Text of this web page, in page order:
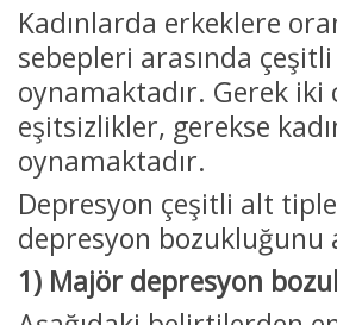
Kadınlarda erkeklere
sebepleri arasında
oynamaktadır. Gerek
eşitsizlikler, gerekse
oynamaktadır.
Depresyon çeşitli alt
depresyon bozukluğunu
1) Majör depresyon